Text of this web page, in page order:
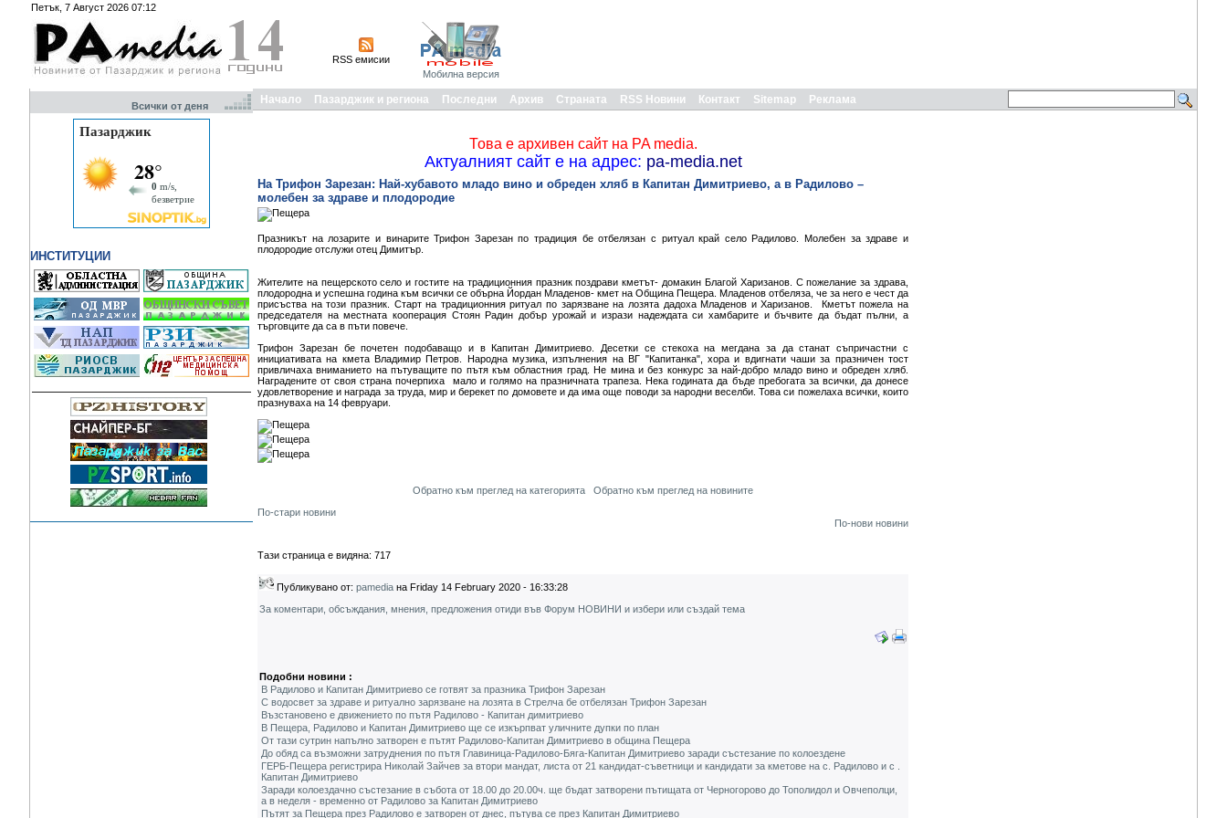
Петък, 7 Август 2026 07:12
RSS емисии
Мобилна версия
Всички от деня
ИНСТИТУЦИИ
Начало Пазарджик и региона Последни Архив Страната RSS Новини Контакт Sitemap Реклама
Това е архивен сайт на PA media.
Актуалният сайт е на адрес: pa-media.net
На Трифон Зарезан: Най-хубавото младо вино и обреден хляб в Капитан Димитриево, а в Радилово –
молебен за здраве и плодородие
Празникът на лозарите и винарите Трифон Зарезан по традиция бе отбелязан с ритуал край село Радилово. Молебен за здраве и
плодородие отслужи отец Димитър.
Жителите на пещерското село и гостите на традиционния празник поздрави кметът- домакин Благой Харизанов. С пожелание за здрава,
плодородна и успешна година към всички се обърна Йордан Младенов- кмет на Община Пещера. Младенов отбеляза, че за него е чест да
присъства на този празник. Старт на традиционния ритуал по зарязване на лозята дадоха Младенов и Харизанов. Кметът пожела на
председателя на местната кооперация Стоян Радин добър урожай и изрази надеждата си хамбарите и бъчвите да бъдат пълни, а
търговците да са в пъти повече.
Трифон Зарезан бе почетен подобаващо и в Капитан Димитриево. Десетки се стекоха на мегдана за да станат съпричастни с
инициативата на кмета Владимир Петров. Народна музика, изпълнения на ВГ "Капитанка", хора и вдигнати чаши за празничен тост
привличаха вниманието на пътуващите по пътя към областния град. Не мина и без конкурс за най-добро младо вино и обреден хляб.
Наградените от своя страна почерпиха мало и голямо на празничната трапеза. Нека годината да бъде пребогата за всички, да донесе
удовлетворение и награда за труда, мир и берекет по домовете и да има още поводи за народни веселби. Това си пожелаха всички, които
празнуваха на 14 февруари.
Обратно към преглед на категорията
Обратно към преглед на новините
По-стари новини
По-нови новини
Тази страница е видяна: 717
Публикувано от: pamedia на Friday 14 February 2020 - 16:33:28
За коментари, обсъждания, мнения, предложения отиди във Форум НОВИНИ и избери или създай тема
Подобни новини :
В Радилово и Капитан Димитриево се готвят за празника Трифон Зарезан
С водосвет за здраве и ритуално зарязване на лозята в Стрелча бе отбелязан Трифон Зарезан
Възстановено е движението по пътя Радилово - Капитан димитриево
В Пещера, Радилово и Капитан Димитриево ще се изкърпват уличните дупки по план
От тази сутрин напълно затворен е пътят Радилово-Капитан Димитриево в община Пещера
До обяд са възможни затруднения по пътя Главиница-Радилово-Бяга-Капитан Димитриево заради състезание по колоездене
ГЕРБ-Пещера регистрира Николай Зайчев за втори мандат, листа от 21 кандидат-съветници и кандидати за кметове на с. Радилово и с .
Капитан Димитриево
Заради колоездачно състезание в събота от 18.00 до 20.00ч. ще бъдат затворени пътищата от Черногорово до Тополидол и Овчеполци,
а в неделя - временно от Радилово за Капитан Димитриево
Пътят за Пещера през Радилово е затворен от днес, пътува се през Капитан Димитриево